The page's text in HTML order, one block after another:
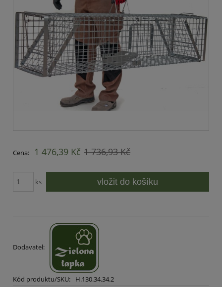
Cena: 1 476,39 Kč 1 736,93 Kč
ks vložit do košíku
Dodavatel:
Kód produktu/SKU: H.130.34.34.2